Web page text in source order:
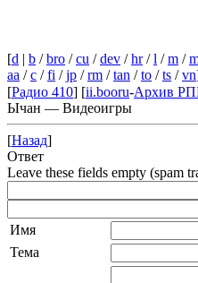
[d | b /bro /cu /dev /hr/l /m /
aa /c /fi /jp /rm /tan /to /ts /vn
[Радио 410] [ii.booru-Архив
Ычан — Видеоигры
[Назад]
Ответ
Leave these fields empty (spam
Имя
Тема